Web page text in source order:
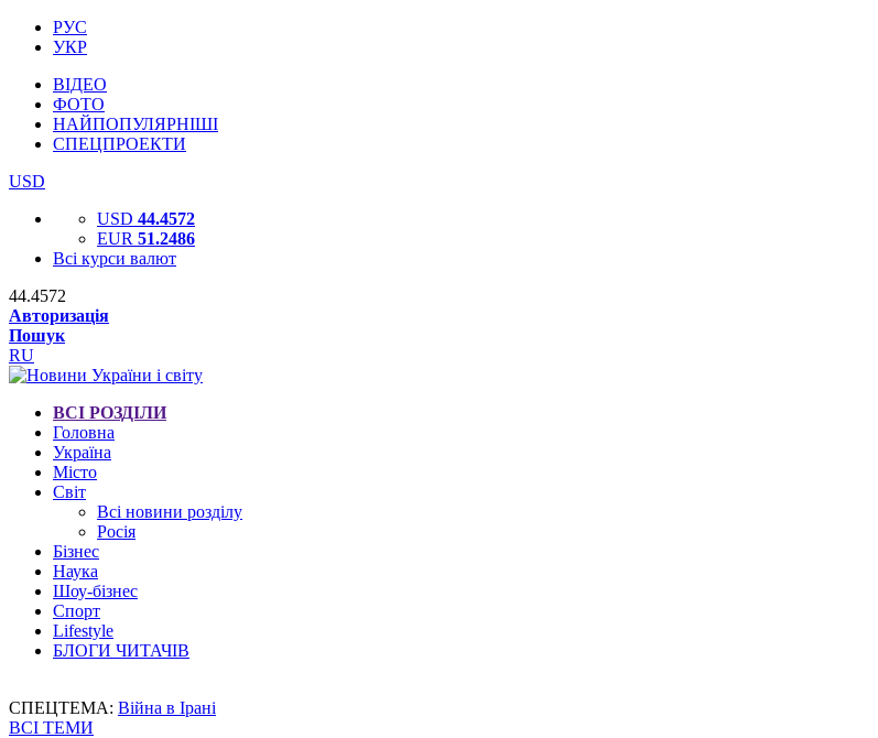
РУС
УКР
ВІДЕО
ФОТО
НАЙПОПУЛЯРНІШІ
СПЕЦПРОЕКТИ
USD
USD 44.4572
EUR 51.2486
Всі курси валют
44.4572
Авторизація
Пошук
RU
ВСІ РОЗДІЛИ
Головна
Україна
Місто
Світ
Всі новини розділу
Росія
Бізнес
Наука
Шоу-бізнес
Спорт
Lifestyle
БЛОГИ ЧИТАЧІВ
СПЕЦТЕМА: Війна в Ірані
ВСІ ТЕМИ